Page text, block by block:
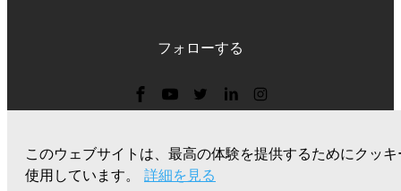
フォローする
見積もりを請求する
このウェブサイトは、最高の体験を提供するためにクッキ
使用しています。 詳細を見る